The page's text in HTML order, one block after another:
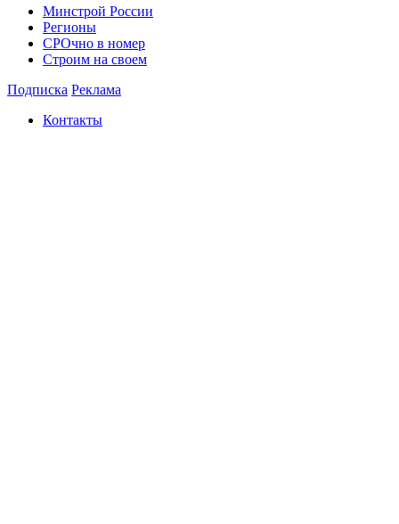
Минстрой России
Регионы
СРОчно в номер
Строим на своем
Подписка Реклама
Контакты